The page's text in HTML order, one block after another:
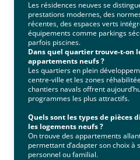
Les résidences neuves se
prestations modernes, des
récentes, des espaces verts
équipements comme parkings
parfois piscines.
Dans quel quartier trouve-t-on
appartements neufs ?
Les quartiers en plein
centre-ville et les zones
chantiers navals offrent
programmes les plus attractifs.
Quels sont les types de pièces
les logements neufs ?
On trouve des appartements
permettant d’adapter son choix à
personnel ou familial.